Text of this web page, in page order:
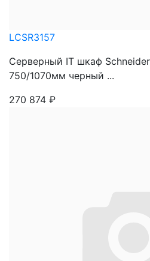
LCSR3157
Серверный IT шкаф
750/1070мм черный ...
270 874 ₽